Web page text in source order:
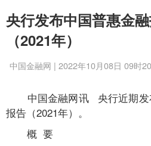
央行发布中国普惠金
（2021年）
中国金融网 | 2022年10月08日 09时
中国金融网讯 央行近期发
报告（2021年）。
概 要